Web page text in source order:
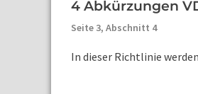
4 Abkürzungen
Seite 3, Abschnitt 4
In dieser Richtlinie werden